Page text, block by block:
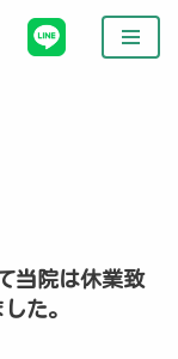
当院は休業致
た。